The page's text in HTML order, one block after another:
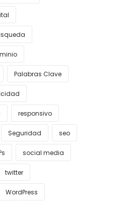
Palabras Clave
responsivo
Seguridad seo
social media
twitter
WordPress